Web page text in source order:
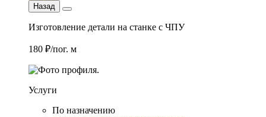
Назад
Изготовление детали на станке с ЧПУ
180 ₽/пог. м
Услуги
По назначению